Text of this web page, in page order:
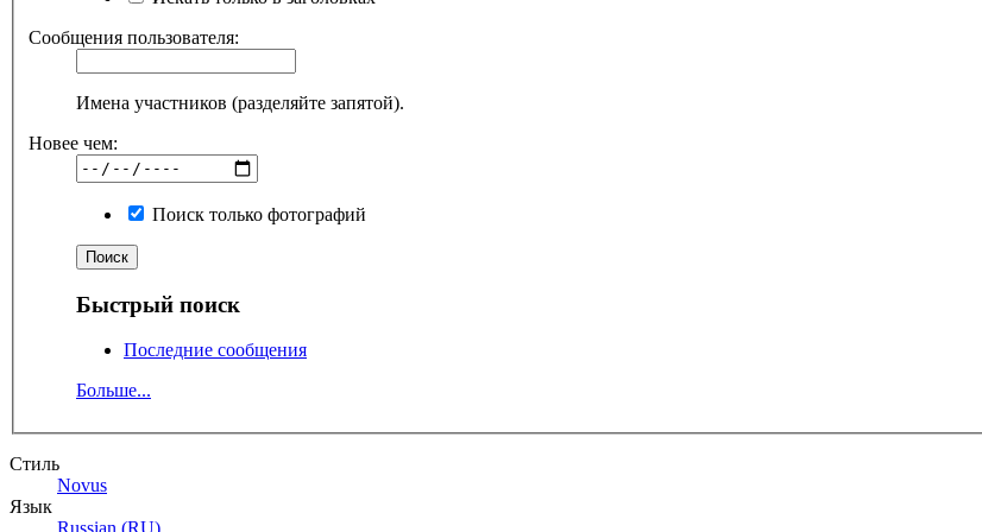
Сообщения пользователя:
Имена участников (разделяйте запятой).
Новее чем:
Поиск только фотографий
Быстрый поиск
Последние сообщения
Больше...
Стиль
Novus
Язык